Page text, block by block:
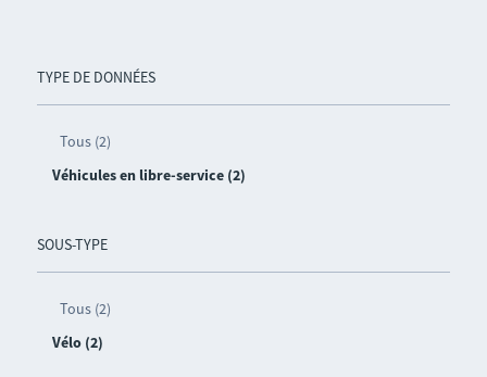
TYPE DE DONNÉES
Tous (2)
Véhicules en libre-service (2)
SOUS-TYPE
Tous (2)
Vélo (2)